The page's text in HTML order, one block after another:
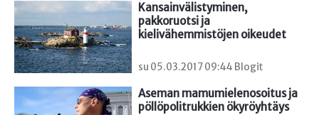
Kansainvälistyminen,
pakkoruotsi ja
kielivähemmistöjen oikeudet
su 05.03.2017 09:44 Blogit
Aseman mamumielenosoitus ja
pöllöpolitrukkien ökyröyhtäys